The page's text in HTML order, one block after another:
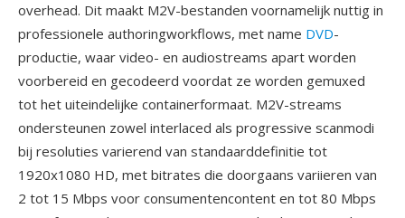
overhead. Dit maakt M2V-bestanden voornamelijk nuttig in
professionele authoringworkflows, met name DVD-
productie, waar video- en audiostreams apart worden
voorbereid en gecodeerd voordat ze worden gemuxed
tot het uiteindelijke containerformaat. M2V-streams
ondersteunen zowel interlaced als progressive scanmodi
bij resoluties varierend van standaarddefinitie tot
1920x1080 HD, met bitrates die doorgaans variieren van
2 tot 15 Mbps voor consumentencontent en tot 80 Mbps